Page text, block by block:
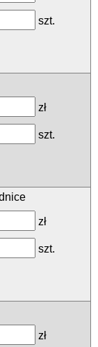
szt.
zł
szt.
zł
szt.
zł